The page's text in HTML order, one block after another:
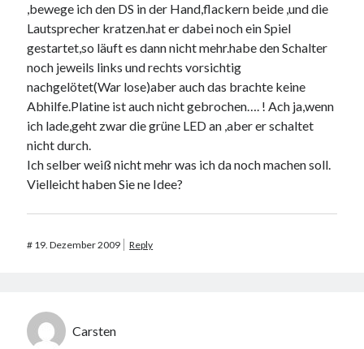
,bewege ich den DS in der Hand,flackern beide ,und die
Lautsprecher kratzen.hat er dabei noch ein Spiel
gestartet,so läuft es dann nicht mehr.habe den Schalter
noch jeweils links und rechts vorsichtig
nachgelötet(War lose)aber auch das brachte keine
Abhilfe.Platine ist auch nicht gebrochen…. ! Ach ja,wenn
ich lade,geht zwar die grüne LED an ,aber er schaltet
nicht durch.
Ich selber weiß nicht mehr was ich da noch machen soll.
Vielleicht haben Sie ne Idee?
# 19. Dezember 2009 Reply
Carsten